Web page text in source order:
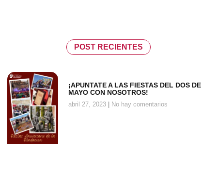
POST RECIENTES
¡APUNTATE A LAS FIESTAS DEL DOS DE
MAYO CON NOSOTROS!
abril 27, 2023 No hay comentarios